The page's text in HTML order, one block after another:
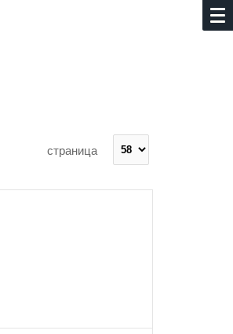
страница